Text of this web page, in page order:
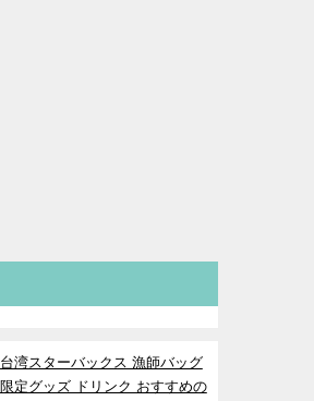
台湾スターバックス 漁師バッグ
限定グッズ ドリンク おすすめの